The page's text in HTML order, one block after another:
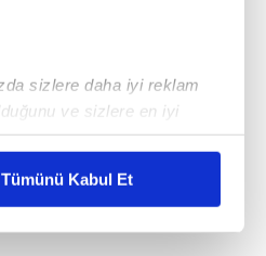
sizlere daha iyi reklam
ve sizlere en iyi
karşılamak
Tümünü Kabul Et